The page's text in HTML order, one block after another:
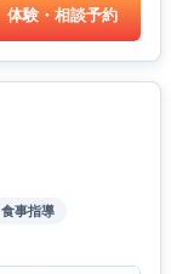
体験・相談予約
食事指導